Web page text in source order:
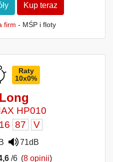
Kup teraz
firm - MŚP i floty
Raty
10x0%
HP010
87 V
B
71dB
/6 (8 opinii)